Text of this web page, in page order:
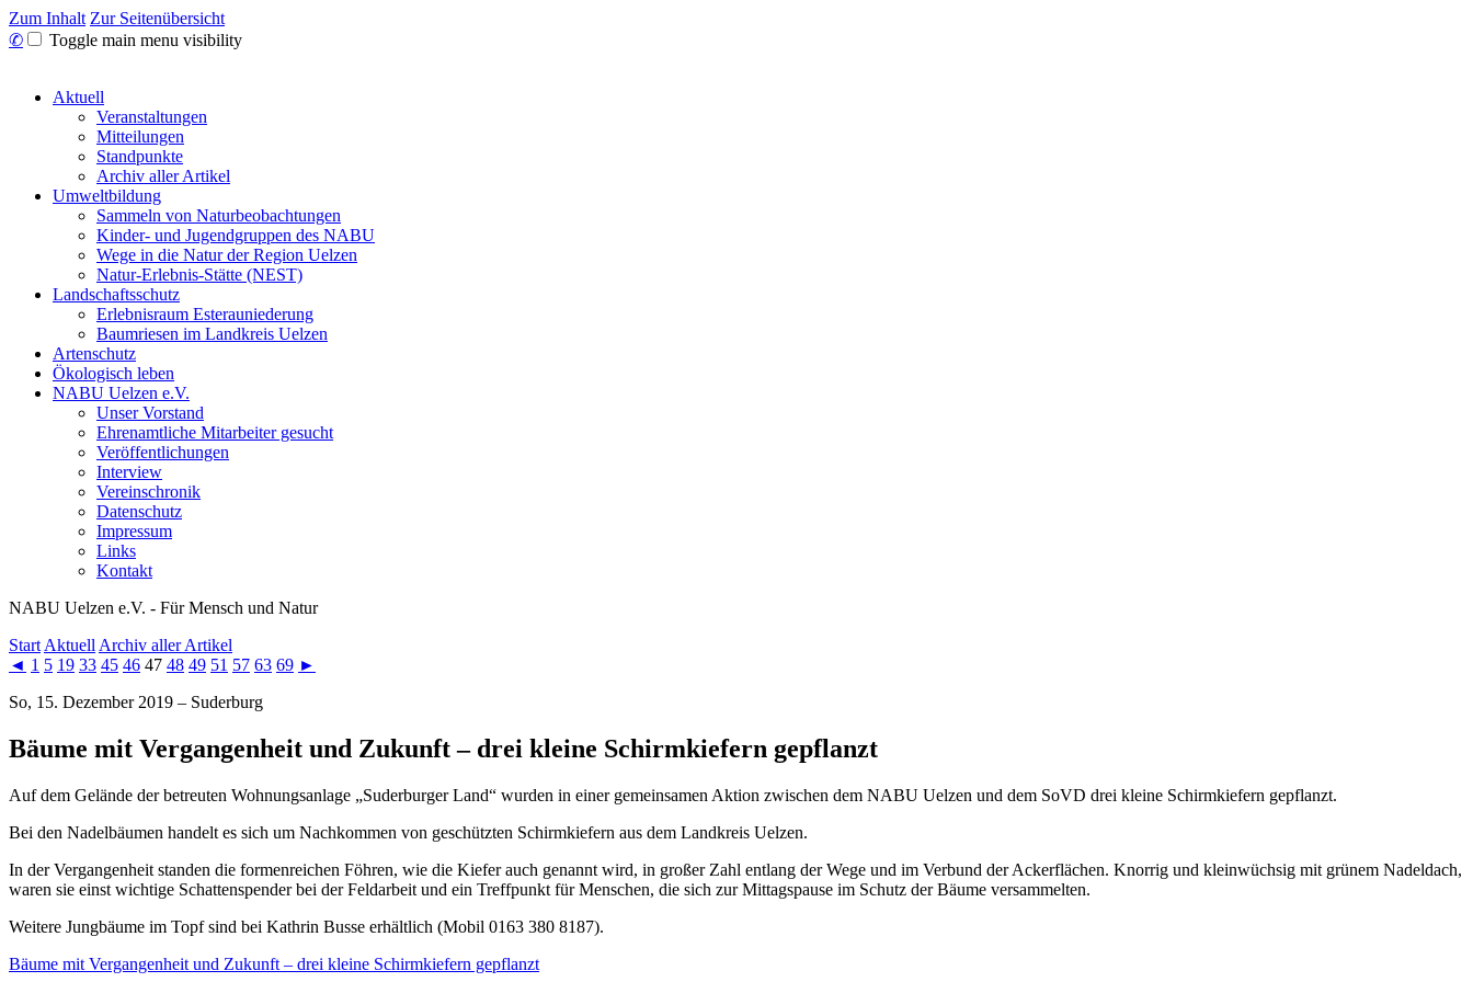
Zum Inhalt Zur Seitenübersicht
✆
Toggle main menu visibility
Aktuell
Veranstaltungen
Mitteilungen
Standpunkte
Archiv aller Artikel
Umweltbildung
Sammeln von Naturbeobachtungen
Kinder- und Jugendgruppen des NABU
Wege in die Natur der Region Uelzen
Natur-Erlebnis-Stätte (NEST)
Landschaftsschutz
Erlebnisraum Esterauniederung
Baumriesen im Landkreis Uelzen
Artenschutz
Ökologisch leben
NABU Uelzen e.V.
Unser Vorstand
Ehrenamtliche Mitarbeiter gesucht
Veröffentlichungen
Interview
Vereinschronik
Datenschutz
Impressum
Links
Kontakt
NABU Uelzen e.V. - Für Mensch und Natur
Start Aktuell Archiv aller Artikel
◄ 1 5 19 33 45 46 47 48 49 51 57 63 69 ►
So, 15. Dezember 2019 – Suderburg
Bäume mit Vergangenheit und Zukunft – drei kleine Schirmkiefern gepflanzt
Auf dem Gelände der betreuten Wohnungsanlage „Suderburger Land“ wurden in einer gemeinsamen Aktion zwischen dem NABU Uelzen und dem SoVD drei kleine Schirmkiefern gepflanzt.
Bei den Nadelbäumen handelt es sich um Nachkommen von geschützten Schirmkiefern aus dem Landkreis Uelzen.
In der Vergangenheit standen die formenreichen Föhren, wie die Kiefer auch genannt wird, in großer Zahl entlang der Wege und im Verbund der Ackerflächen. Knorrig und kleinwüchsig mit grünem Nadeldach,
waren sie einst wichtige Schattenspender bei der Feldarbeit und ein Treffpunkt für Menschen, die sich zur Mittagspause im Schutz der Bäume versammelten.
Weitere Jungbäume im Topf sind bei Kathrin Busse erhältlich (Mobil 0163 380 8187).
Bäume mit Vergangenheit und Zukunft – drei kleine Schirmkiefern gepflanzt